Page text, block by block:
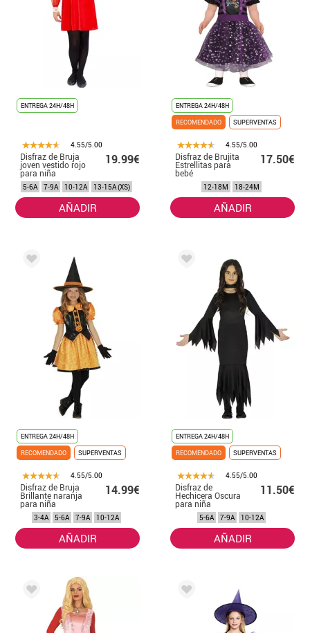
ENTREGA 24H/48H
4.55/5.00
Disfraz de Bruja
joven vestido rojo
para niña
19.99€
5-6A 7-9A 10-12A 13-15A (XS)
AÑADIR
ENTREGA 24H/48H
RECOMENDADO
SUPERVENTAS
4.55/5.00
Disfraz de Brujita
Estrellitas para
bebé
17.50€
12-18M 18-24M
AÑADIR
ENTREGA 24H/48H
RECOMENDADO
SUPERVENTAS
4.55/5.00
Disfraz de Bruja
Brillante naranja
para niña
14.99€
3-4A 5-6A 7-9A 10-12A
AÑADIR
ENTREGA 24H/48H
RECOMENDADO
SUPERVENTAS
4.55/5.00
Disfraz de
Hechicera Oscura
para niña
11.50€
5-6A 7-9A 10-12A
AÑADIR